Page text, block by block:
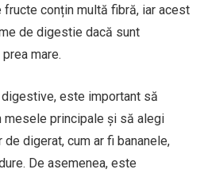
fructe conțin multă fibră, iar acest
de digestie dacă sunt
mare.
este important să
principale și să alegi
digerat, cum ar fi bananele,
De asemenea, este